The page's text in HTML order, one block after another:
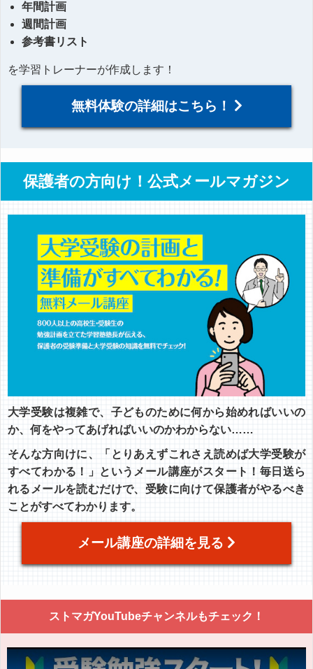
年間計画
週間計画
参考書リスト
を学習トレーナーが作成します！
無料体験の詳細はこちら！
保護者の方向け！公式メールマガジン
大学受験は複雑で、子どものために何から始めればいいの
か、何をやってあげればいいのかわからない……
そんな方向けに、「とりあえずこれさえ読めば大学受験が
すべてわかる！」というメール講座がスタート！毎日送ら
れるメールを読むだけで、受験に向けて保護者がやるべき
ことがすべてわかります。
メール講座の詳細を見る
ストマガYouTubeチャンネルもチェック！